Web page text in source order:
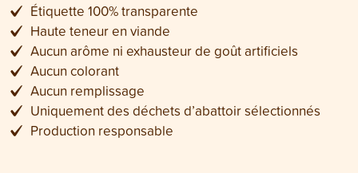
Étiquette 100% transparente
Haute teneur en viande
Aucun arôme ni exhausteur de goût artificiels
Aucun colorant
Aucun remplissage
Uniquement des déchets d’abattoir sélectionnés
Production responsable